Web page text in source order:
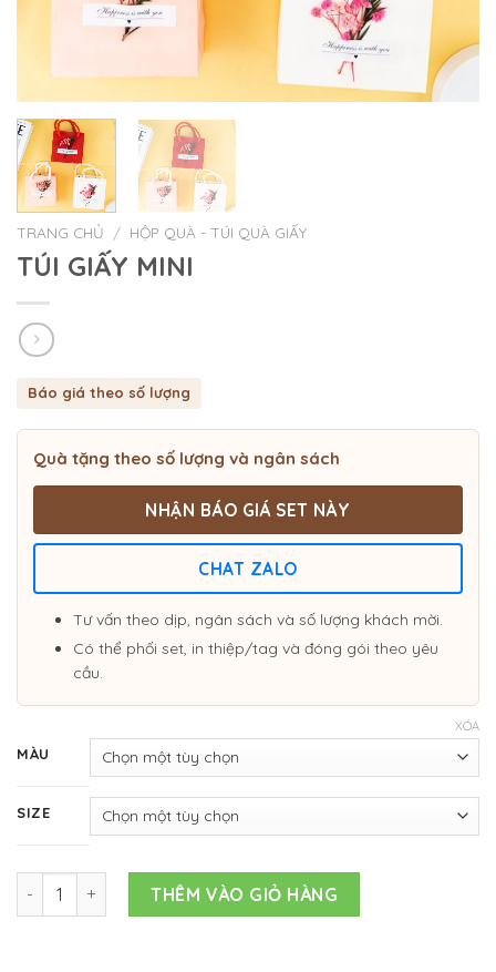
TRANG CHỦ / HỘP QUÀ - TÚI QUÀ GIẤY
TÚI GIẤY MINI
Báo giá theo số lượng
Quà tặng theo số lượng và ngân sách
NHẬN BÁO GIÁ SET NÀY
CHAT ZALO
Tư vấn theo dịp, ngân sách và số lượng khách mời.
Có thể phối set, in thiệp/tag và đóng gói theo yêu
cầu.
MÀU
SIZE
XÓA
TÚI GIẤY MINI số lượngTHÊM VÀO GIỎ HÀNG